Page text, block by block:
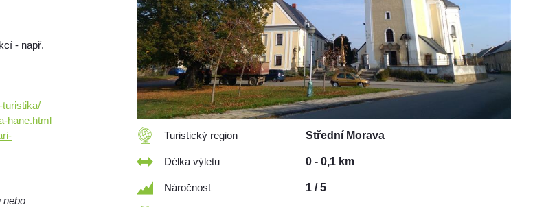
- např.
turistika/
hane.html
nebo
Turistický region Střední Morava
Délka výletu 0 - 0,1 km
Náročnost 1 / 5